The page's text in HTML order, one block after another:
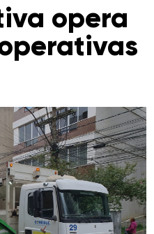
opera